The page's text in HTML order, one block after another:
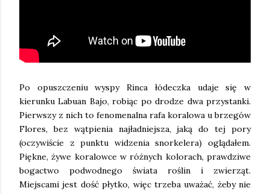
Po opuszczeniu wyspy Rinca łódeczka udaje się w
kierunku Labuan Bajo, robiąc po drodze dwa przystanki.
Pierwszy z nich to fenomenalna rafa koralowa u brzegów
Flores, bez wątpienia najładniejsza, jaką do tej pory
(oczywiście z punktu widzenia snorkelera) oglądałem.
Piękne, żywe koralowce w różnych kolorach, prawdziwe
bogactwo podwodnego świata roślin i zwierząt.
Miejscami jest dość płytko, więc trzeba uważać, żeby nie